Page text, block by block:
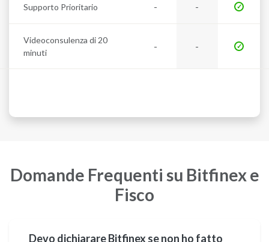
Supporto Prioritario - -
Videoconsulenza di 20
minuti
- -
Domande Frequenti su Bitfinex e
Fisco
Devo dichiarare Bitfinex se non ho fatto